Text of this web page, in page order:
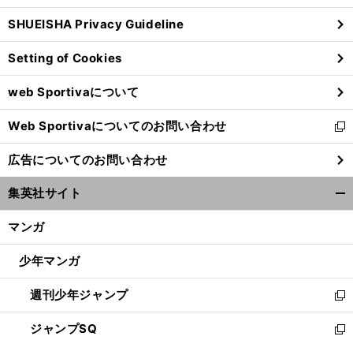
ウ
ィ
ン
ド
ウ
で
開
く
SHUEISHA Privacy Guideline
Setting of Cookies
web Sportivaについて
Web Sportivaについてのお問い合わせ
新
し
い
ウ
ィ
ン
ウ
開
く
広告についてのお問い合わせ
集英社サイト
マンガ
少年マンガ
週刊少年ジャンプ
新
し
い
ジャンプSQ
新